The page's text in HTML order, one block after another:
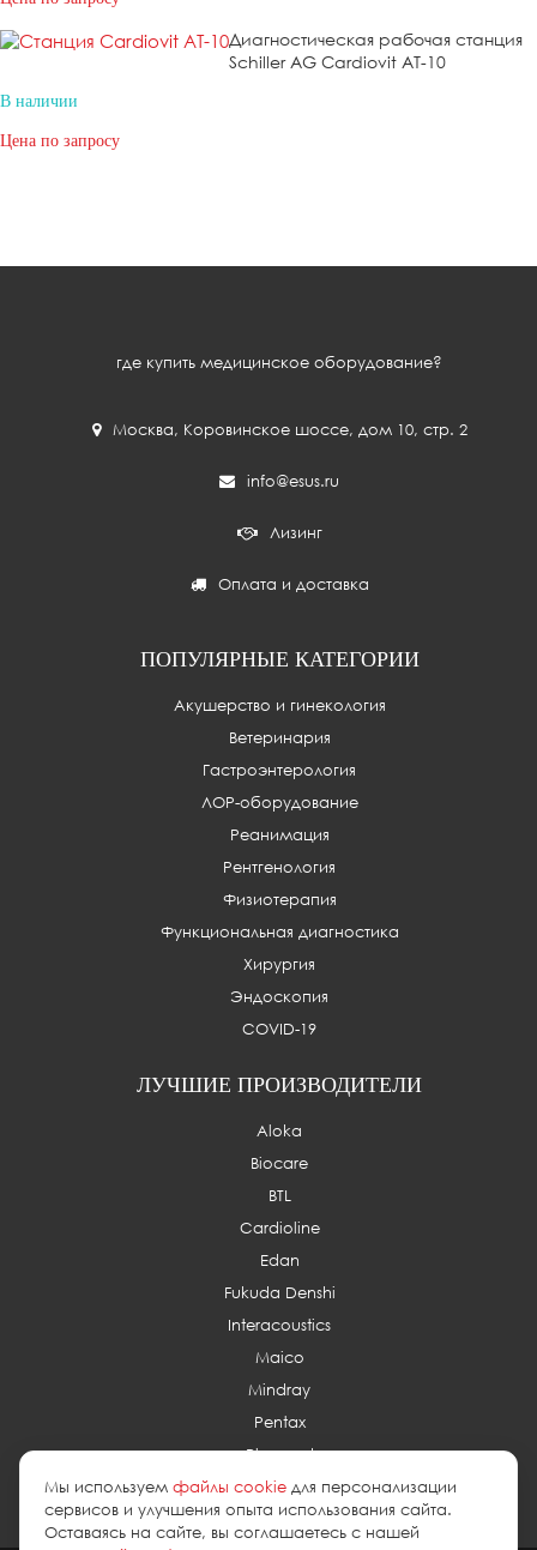
Диагностическая рабочая станция
Schiller AG Cardiovit AT-10
В наличии
Цена по запросу
где купить медицинское оборудование?
Москва, Коровинское шоссе, дом 10, стр. 2
info@esus.ru
Лизинг
Оплата и доставка
ПОПУЛЯРНЫЕ КАТЕГОРИИ
Акушерство и гинекология
Ветеринария
Гастроэнтерология
ЛОР-оборудование
Реанимация
Рентгенология
Физиотерапия
Функциональная диагностика
Хирургия
Эндоскопия
COVID-19
ЛУЧШИЕ ПРОИЗВОДИТЕЛИ
Aloka
Biocare
BTL
Cardioline
Edan
Fukuda Denshi
Interacoustics
Maico
Mindray
Pentax
Planmed
Мы используем файлы cookie для персонализации
сервисов и улучшения опыта использования сайта.
Оставаясь на сайте, вы соглашаетесь с нашей